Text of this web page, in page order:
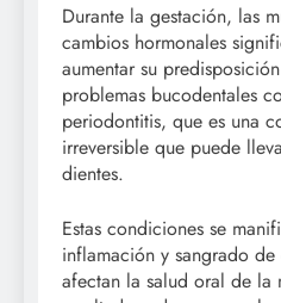
Durante la gestación, las
cambios hormonales
aumentar su
problemas bucodentales
periodontitis, que es una
irreversible que puede
dientes.
Estas condiciones se
inflamación y sangrado
afectan la salud oral de la